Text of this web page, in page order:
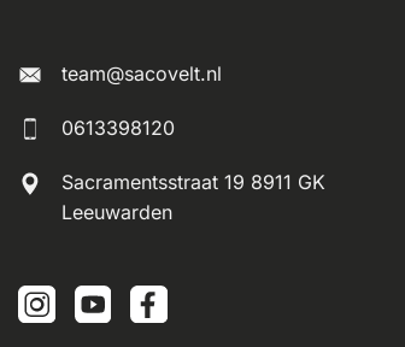
team@sacovelt.nl
0613398120
Sacramentsstraat 19 8911 GK
Leeuwarden